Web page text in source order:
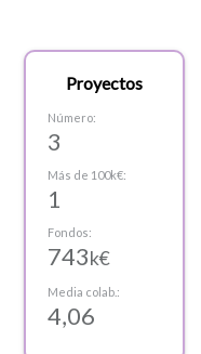
Proyectos
Número:
3
Más de 100k€:
1
Fondos:
743k€
Media colab.:
4,06